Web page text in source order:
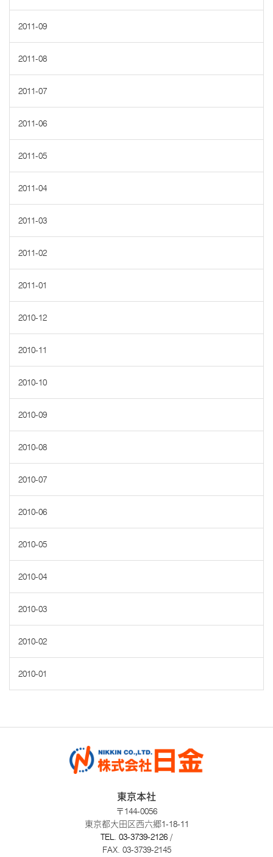
2011-09
2011-08
2011-07
2011-06
2011-05
2011-04
2011-03
2011-02
2011-01
2010-12
2010-11
2010-10
2010-09
2010-08
2010-07
2010-06
2010-05
2010-04
2010-03
2010-02
2010-01
東京本社
〒144-0056
東京都大田区西六郷1-18-11
TEL. 03-3739-2126 /
FAX. 03-3739-2145